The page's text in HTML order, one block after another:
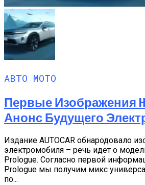
АВТО МОТО
Первые Изображения
Анонс Будущего
Издание AUTOCAR обнародовало
электромобиля – речь идет о
Prologue. Согласно первой
Prologue мы получим микс
по...